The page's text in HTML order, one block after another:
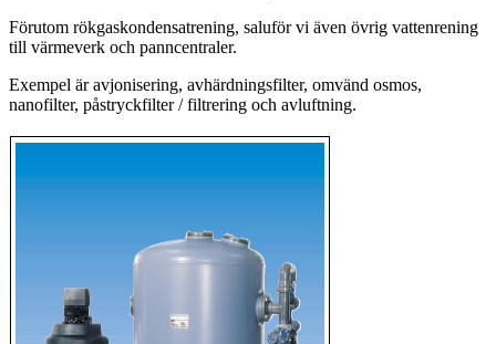
Förutom rökgaskondensatrening, saluför vi även övrig vattenrening
till värmeverk och panncentraler.
Exempel är avjonisering, avhärdningsfilter, omvänd osmos,
nanofilter, påstryckfilter / filtrering och avluftning.